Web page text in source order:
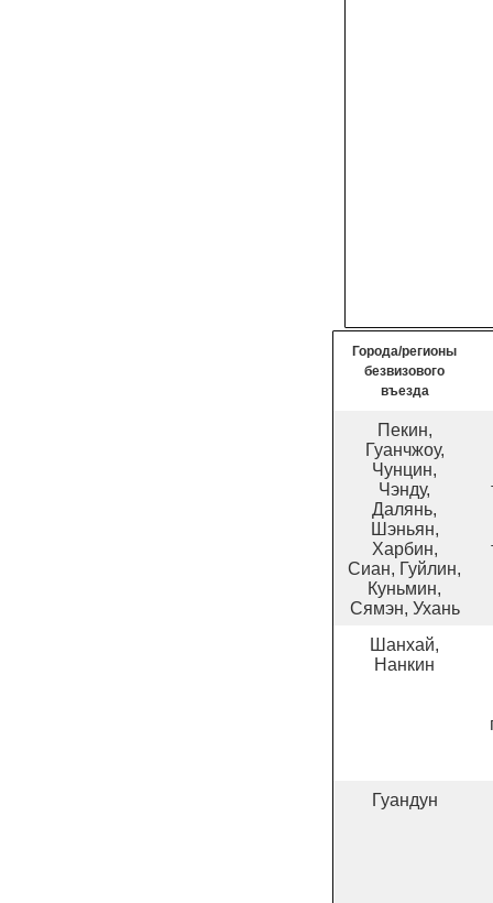
Города/регионы
безвизового
въезда
Пекин,
Гуанчжоу,
Чунцин,
Чэнду,
Далянь,
Шэньян,
Харбин,
Сиан, Гуйлин,
Куньмин,
Сямэн, Ухань
Шанхай,
Нанкин
Гуандун